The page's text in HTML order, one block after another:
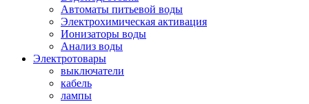
Автоматы питьевой воды
Электрохимическая активация
Ионизаторы воды
Анализ воды
Электротовары
выключатели
кабель
лампы